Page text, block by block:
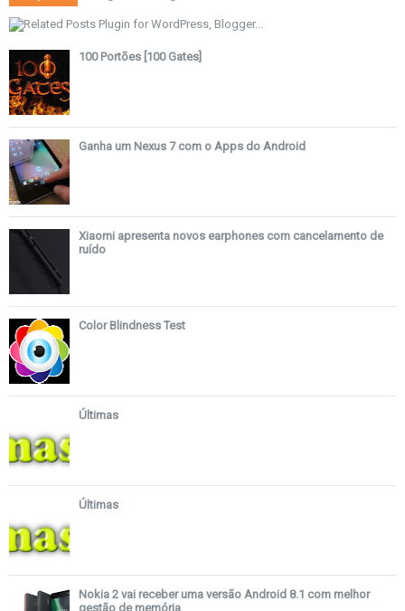
100 Portões [100 Gates]
Ganha um Nexus 7 com o Apps do Android
Xiaomi apresenta novos earphones com cancelamento de
ruído
Color Blindness Test
Últimas
Últimas
Nokia 2 vai receber uma versão Android 8.1 com melhor
gestão de memória